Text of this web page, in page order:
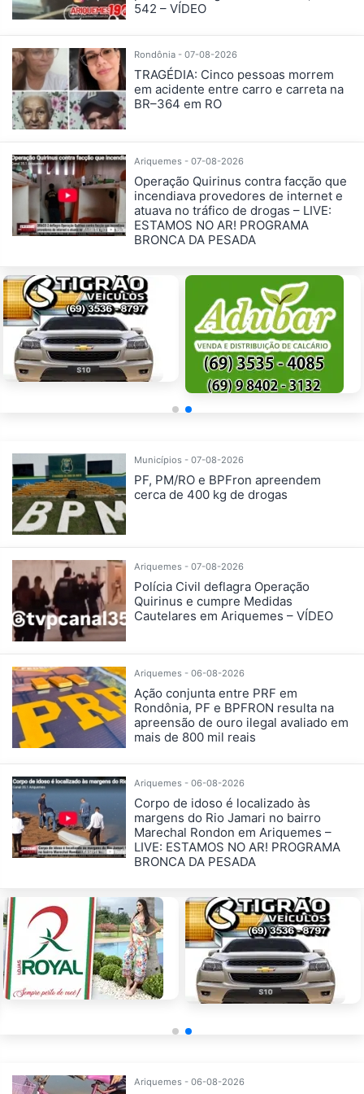
542 – VÍDEO
Rondônia - 07-08-2026
TRAGÉDIA: Cinco pessoas morrem
em acidente entre carro e carreta na
BR–364 em RO
Ariquemes - 07-08-2026
Operação Quirinus contra facção que
incendiava provedores de internet e
atuava no tráfico de drogas – LIVE:
ESTAMOS NO AR! PROGRAMA
BRONCA DA PESADA
Municípios - 07-08-2026
PF, PM/RO e BPFron apreendem
cerca de 400 kg de drogas
Ariquemes - 07-08-2026
Polícia Civil deflagra Operação
Quirinus e cumpre Medidas
Cautelares em Ariquemes – VÍDEO
Ariquemes - 06-08-2026
Ação conjunta entre PRF em
Rondônia, PF e BPFRON resulta na
apreensão de ouro ilegal avaliado em
mais de 800 mil reais
Ariquemes - 06-08-2026
Corpo de idoso é localizado às
margens do Rio Jamari no bairro
Marechal Rondon em Ariquemes –
LIVE: ESTAMOS NO AR! PROGRAMA
BRONCA DA PESADA
Ariquemes - 06-08-2026